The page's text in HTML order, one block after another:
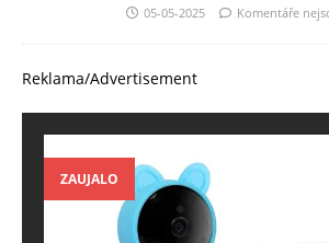
05-05-2025 Komentáře
Reklama/Advertisement
ZAUJALO